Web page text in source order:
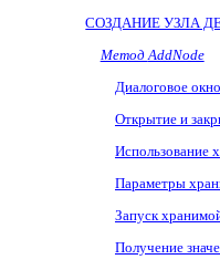
СОЗДАНИЕ УЗЛА
МетодAddNode
Диалоговое
Открытие и
Использование
Параметры
Запуск
Получение